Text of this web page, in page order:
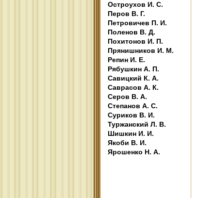
Остроухов И. С.
Перов В. Г.
Петровичев П. И.
Поленов В. Д.
Похитонов И. П.
Прянишников И. М.
Репин И. Е.
Рябушкин А. П.
Савицкий К. А.
Саврасов А. К.
Серов В. А.
Степанов А. С.
Суриков В. И.
Туржанский Л. В.
Шишкин И. И.
Якоби В. И.
Ярошенко Н. А.